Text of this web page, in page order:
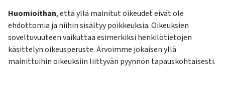
Huomioithan, että yllä mainitut oikeudet eivät ole
ehdottomia ja niihin sisältyy poikkeuksia. Oikeuksien
soveltuvuuteen vaikuttaa esimerkiksi henkilötietojen
käsittelyn oikeusperuste. Arvoimme jokaisen yllä
mainittuihin oikeuksiin liittyvän pyynnön tapauskohtaisesti.